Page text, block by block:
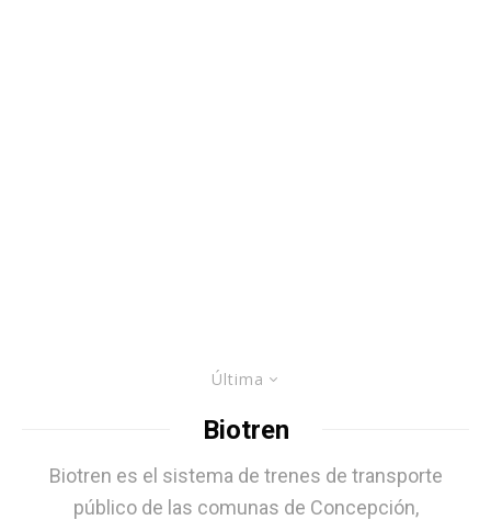
Última
Biotren
Biotren es el sistema de trenes de transporte
público de las comunas de Concepción,